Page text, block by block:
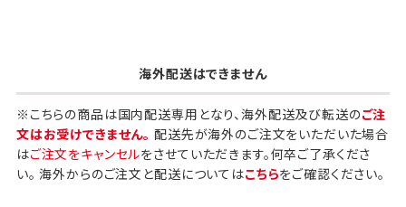
海外配送はできません
※こちらの商品は国内配送専用となり、海外配送及び転送のご注
文はお受けできません。 配送先が海外のご注文をいただいた場合
はご注文をキャンセルをさせていただきます。何卒ご了承くださ
い。 海外からのご注文と配送についてはこちらをご確認ください。